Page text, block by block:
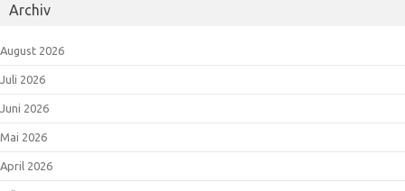
Archiv
August 2026
Juli 2026
Juni 2026
Mai 2026
April 2026